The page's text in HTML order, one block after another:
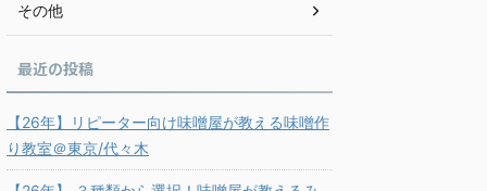
その他
最近の投稿
【26年】リピーター向け味噌屋が教える味噌作
り教室＠東京/代々木